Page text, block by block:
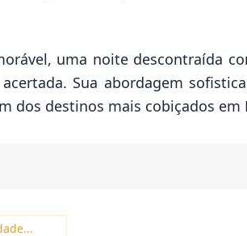
uma noite descontraída
Sua abordagem
dos destinos mais cobiçados em